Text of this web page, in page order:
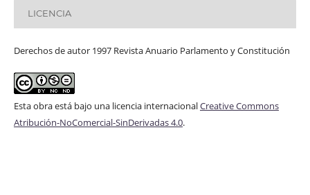
LICENCIA
Derechos de autor 1997 Revista Anuario Parlamento y Constitución
Esta obra está bajo una licencia internacionalCreative Commons
Atribución-NoComercial-SinDerivadas 4.0.